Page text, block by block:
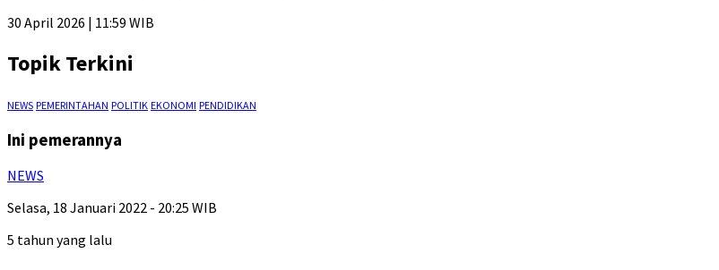
30 April 2026 | 11:59 WIB
Topik Terkini
NEWS PEMERINTAHAN POLITIK EKONOMI PENDIDIKAN
Ini pemerannya
NEWS
Selasa, 18 Januari 2022 - 20:25 WIB
5 tahun yang lalu